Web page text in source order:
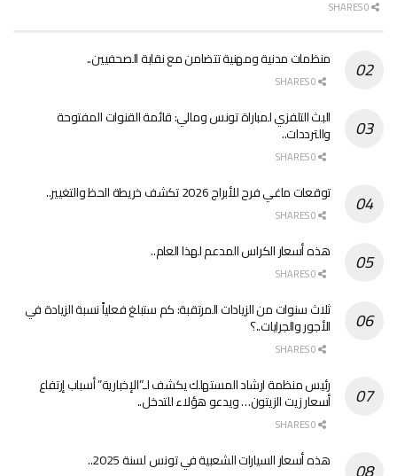
منظمات مدنية ومهنية تتضامن مع نقابة الصحفيين..
البث التلفزي لمباراة تونس ومالي: قائمة القنوات المفتوحة
والترددات..
توقعات ماغي فرح للأبراج 2026 تكشف خريطة الحظ والتغيير..
هذه أسعار الكراس المدعم لهذا العام..
ثلاث سنوات من الزيادات المرتقبة: كم ستبلغ فعلياً نسبة الزيادة في
الأجور والجرايات..؟
رئيس منظمة ارشاد المستهلك يكشف لـ”الإخبارية” أسباب إرتفاع
أسعار زيت الزيتون… ويدعو هؤلاء للتدخل..
هذه أسعار السيارات الشعبية في تونس لسنة 2025..